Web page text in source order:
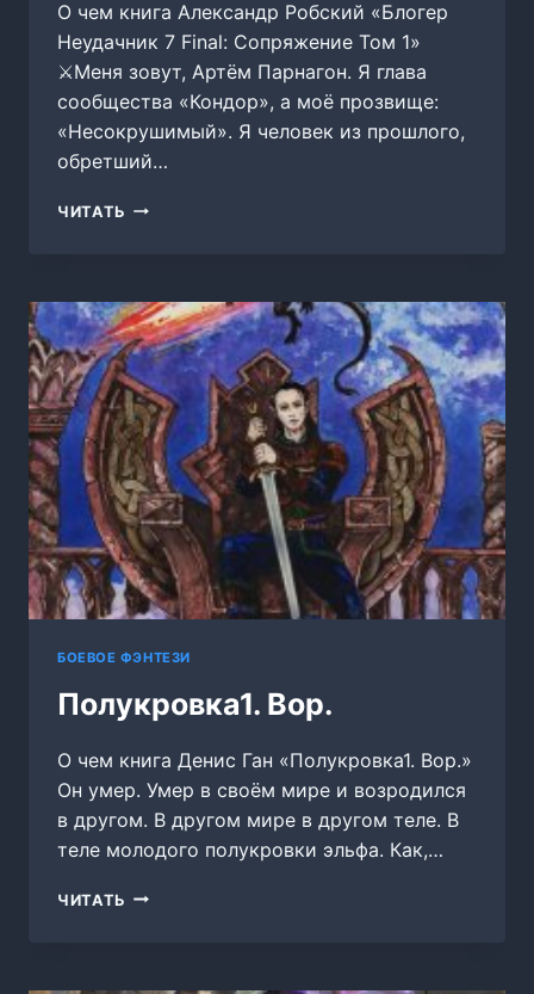
О чем книга Александр Робский «Блогер
Неудачник 7 Final: Сопряжение Том 1»
⚔Меня зовут, Артём Парнагон. Я глава
сообщества «Кондор», а моё прозвище:
«Несокрушимый». Я человек из прошлого,
обретший…
ЧИТАТЬ БЛОГЕР
СОПРЯЖЕНИЕ
ТОМ
1
БОЕВОЕ ФЭНТЕЗИ
Полукровка1. Вор.
О чем книга Денис Ган «Полукровка1. Вор.»
Он умер. Умер в своём мире и возродился
в другом. В другом мире в другом теле. В
теле молодого полукровки эльфа. Как,…
ЧИТАТЬ ПОЛУКРОВКА1.